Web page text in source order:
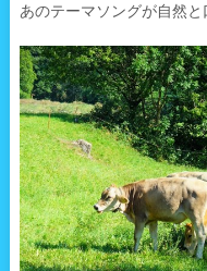
あのテーマソングが自然と